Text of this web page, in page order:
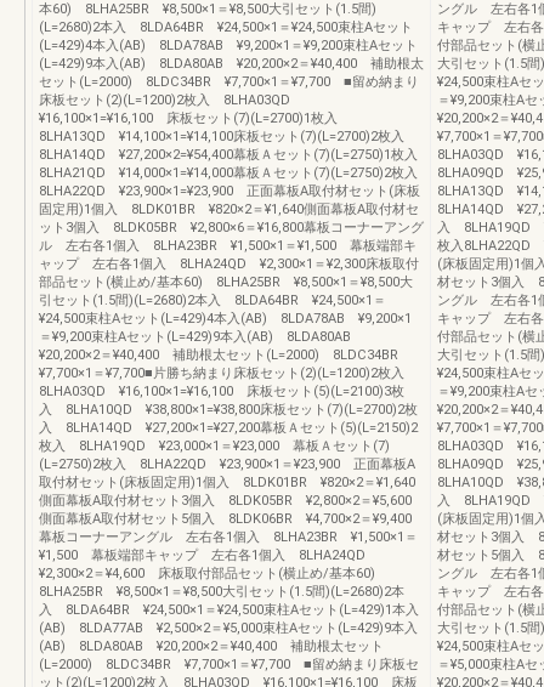
本60) 8LHA25BR ¥8,500×1＝¥8,500大引セット(1.5間)
(L=2680)2本入 8LDA64BR ¥24,500×1＝¥24,500束柱Aセット
(L=429)4本入(AB) 8LDA78AB ¥9,200×1＝¥9,200束柱Aセット
(L=429)9本入(AB) 8LDA80AB ¥20,200×2＝¥40,400 補助根太
セット(L=2000) 8LDC34BR ¥7,700×1＝¥7,700 ■留め納まり
床板セット(2)(L=1200)2枚入 8LHA03QD
¥16,100×1=¥16,100 床板セット(7)(L=2700)1枚入
8LHA13QD ¥14,100×1=¥14,100床板セット(7)(L=2700)2枚入
8LHA14QD ¥27,200×2=¥54,400幕板Ａセット(7)(L=2750)1枚入
8LHA21QD ¥14,000×1=¥14,000幕板Ａセット(7)(L=2750)2枚入
8LHA22QD ¥23,900×1=¥23,900 正面幕板A取付材セット(床板
固定用)1個入 8LDK01BR ¥820×2＝¥1,640側面幕板A取付材セ
ット3個入 8LDK05BR ¥2,800×6＝¥16,800幕板コーナーアング
ル 左右各1個入 8LHA23BR ¥1,500×1＝¥1,500 幕板端部キ
ャップ 左右各1個入 8LHA24QD ¥2,300×1＝¥2,300床板取付
部品セット(横止め/基本60) 8LHA25BR ¥8,500×1＝¥8,500大
引セット(1.5間)(L=2680)2本入 8LDA64BR ¥24,500×1＝
¥24,500束柱Aセット(L=429)4本入(AB) 8LDA78AB ¥9,200×1
＝¥9,200束柱Aセット(L=429)9本入(AB) 8LDA80AB
¥20,200×2＝¥40,400 補助根太セット(L=2000) 8LDC34BR
¥7,700×1＝¥7,700■片勝ち納まり床板セット(2)(L=1200)2枚入
8LHA03QD ¥16,100×1=¥16,100 床板セット(5)(L=2100)3枚
入 8LHA10QD ¥38,800×1=¥38,800床板セット(7)(L=2700)2枚
入 8LHA14QD ¥27,200×1=¥27,200幕板Ａセット(5)(L=2150)2
枚入 8LHA19QD ¥23,000×1＝¥23,000 幕板Ａセット(7)
(L=2750)2枚入 8LHA22QD ¥23,900×1＝¥23,900 正面幕板A
取付材セット(床板固定用)1個入 8LDK01BR ¥820×2＝¥1,640
側面幕板A取付材セット3個入 8LDK05BR ¥2,800×2＝¥5,600
側面幕板A取付材セット5個入 8LDK06BR ¥4,700×2＝¥9,400
幕板コーナーアングル 左右各1個入 8LHA23BR ¥1,500×1＝
¥1,500 幕板端部キャップ 左右各1個入 8LHA24QD
¥2,300×2＝¥4,600 床板取付部品セット(横止め/基本60)
8LHA25BR ¥8,500×1＝¥8,500大引セット(1.5間)(L=2680)2本
入 8LDA64BR ¥24,500×1＝¥24,500束柱Aセット(L=429)1本入
(AB) 8LDA77AB ¥2,500×2＝¥5,000束柱Aセット(L=429)9本入
(AB) 8LDA80AB ¥20,200×2＝¥40,400 補助根太セット
(L=2000) 8LDC34BR ¥7,700×1＝¥7,700 ■留め納まり床板セ
ット(2)(L=1200)2枚入 8LHA03QD ¥16,100×1=¥16,100 床板
ングル 左右各1
キャップ 左右
付部品セット(横
大引セット(1.5
¥24,500束柱Aセ
＝¥9,200束柱A
¥20,200×2＝
¥7,700×1＝
8LHA03QD
8LHA09QD
8LHA13QD
8LHA14QD
入 8LHA19QD
枚入8LHA22QD
(床板固定用)1個
材セット3個入
ングル 左右各1
キャップ 左右
付部品セット(横
大引セット(1.5
¥24,500束柱Aセ
＝¥9,200束柱A
¥20,200×2＝
¥7,700×1＝
8LHA03QD
8LHA09QD
8LHA10QD
入 8LHA19QD
(床板固定用)1個
材セット3個入
材セット5個入
ングル 左右各1
キャップ 左右
付部品セット(横
大引セット(1.5
¥24,500束柱Aセ
＝¥5,000束柱A
¥20,200×2＝